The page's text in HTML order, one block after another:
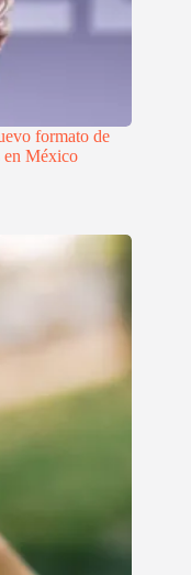
formato de
en México